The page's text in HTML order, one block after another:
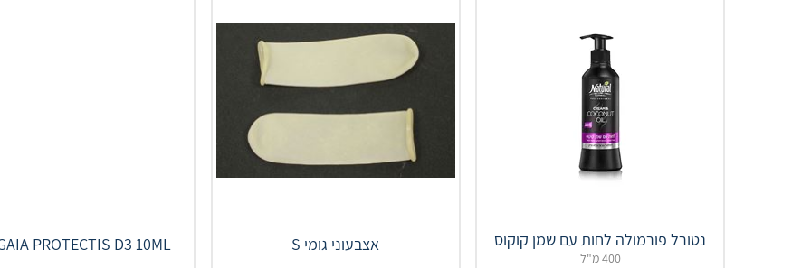
נטורל פורמולה לחות עם שמן קוקוס
400 מ"ל
אצבעוני גומי S ‎PROTECTIS‎ ‎D‎3‎ ‎10‎ML